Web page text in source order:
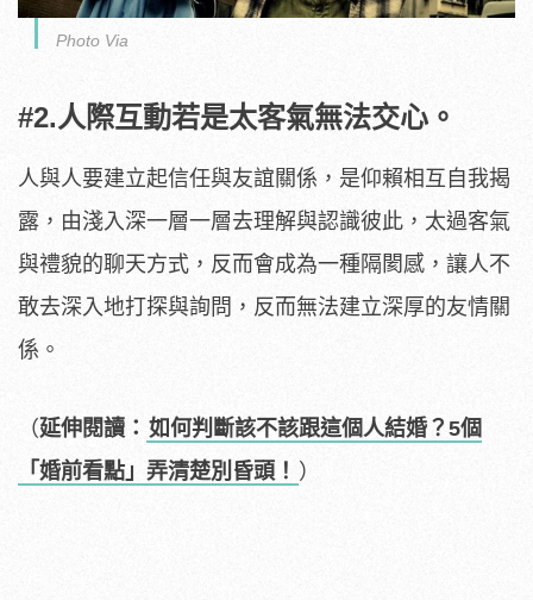
Photo Via
#2.人際互動若是太客氣無法交心。
人與人要建立起信任與友誼關係，是仰賴相互自我揭
露，由淺入深一層一層去理解與認識彼此，太過客氣
與禮貌的聊天方式，反而會成為一種隔閡感，讓人不
敢去深入地打探與詢問，反而無法建立深厚的友情關
係。
（延伸閱讀： 如何判斷該不該跟這個人結婚？5個
「婚前看點」弄清楚別昏頭！ ）